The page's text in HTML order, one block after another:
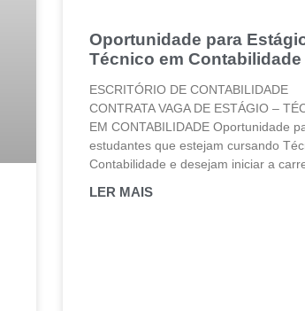
Oportunidade para
Técnico em Contabilidade
ESCRITÓRIO DE CONTABILIDADE
CONTRATA VAGA DE ESTÁGIO –
EM CONTABILIDADE Oportunidade
estudantes que estejam cursando
Contabilidade e desejam iniciar a
LER MAIS